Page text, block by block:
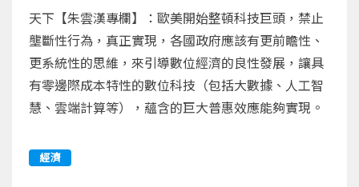
天下【朱雲漢專欄】：歐美開始整頓科技巨頭，禁止
壟斷性行為，真正實現，各國政府應該有更前瞻性、
更系統性的思維，來引導數位經濟的良性發展，讓具
有零邊際成本特性的數位科技（包括大數據、人工智
慧、雲端計算等），蘊含的巨大普惠效應能夠實現。
經濟